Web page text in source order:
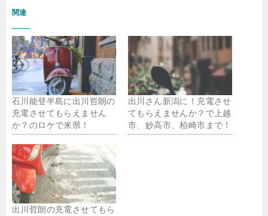
関連
石川能登半島に出川哲朗の
充電させてもらえません
か？のロケで来県！
出川さん新潟に！充電させ
てもらえませんか？で上越
市、妙高市、柏崎市まで！
出川哲朗の充電させてもら